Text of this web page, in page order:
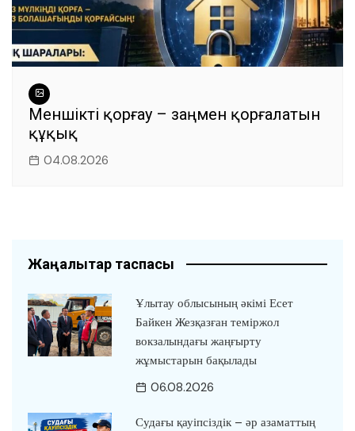
Меншікті қорғау – заңмен қорғалатын
құқық
04.08.2026
Жаңалықтар таспасы
Ұлытау облысының әкімі Есет
Байкен Жезқазған теміржол
вокзалындағы жаңғырту
жұмыстарын бақылады
06.08.2026
Судағы қауіпсіздік – әр азаматтың